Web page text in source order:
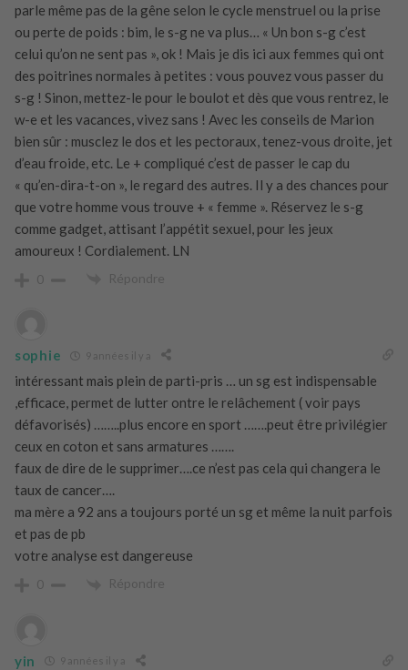
parle même pas de la gêne selon le cycle menstruel ou la prise
ou perte de poids : bim, le s-g ne va plus… « Un bon s-g c’est
celui qu’on ne sent pas », ok ! Mais je dis ici aux femmes qui ont
des poitrines normales à petites : vous pouvez vous passer du
s-g ! Sinon, mettez-le pour le boulot et dès que vous rentrez, le
w-e et les vacances, vivez sans ! Avec les conseils de Marion
bien sûr : musclez le dos et les pectoraux, tenez-vous droite, jet
d’eau froide, etc. Le + compliqué c’est de passer le cap du
« qu’en-dira-t-on », le regard des autres. Il y a des chances pour
que votre homme vous trouve + « femme ». Réservez le s-g
comme gadget, attisant l’appétit sexuel, pour les jeux
amoureux ! Cordialement. LN
0 Répondre
sophie 9 années il y a
intéressant mais plein de parti-pris … un sg est indispensable
,efficace, permet de lutter ontre le relâchement ( voir pays
défavorisés) ……..plus encore en sport …….peut être privilégier
ceux en coton et sans armatures …….
faux de dire de le supprimer….ce n’est pas cela qui changera le
taux de cancer….
ma mère a 92 ans a toujours porté un sg et même la nuit parfois
et pas de pb
votre analyse est dangereuse
0 Répondre
yin 9 années il y a